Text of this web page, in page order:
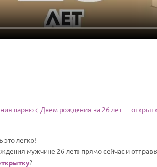
парню c Днем рождения на 26 лет —
это легко!
мужчине 26 лет» прямо сейчас и
?